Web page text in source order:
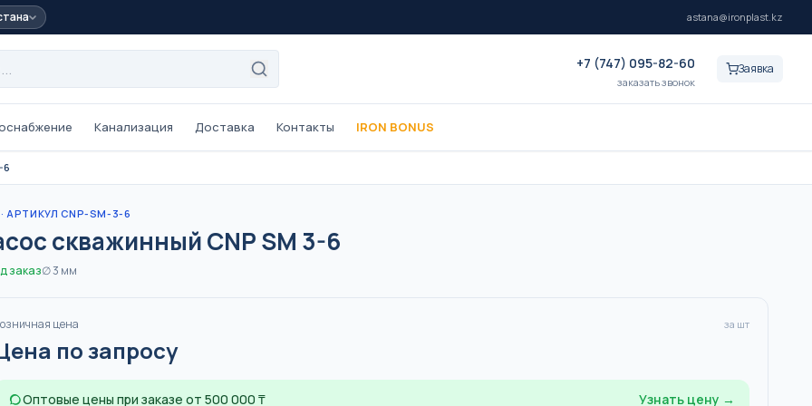
astana@ironplast.kz
+7 (747) 095-82-60
заказать звонок
Заявка
PE-Xb,
Трубы из сшитого
One Plus ·
для тёплого пола
ОТОПЛЕНИЕ ТЁПЛЫЙ ПОЛ
мм
Канализация Доставка Контакты IRON BONUS
6
· АРТИКУЛ CNP-SM-3-6
скважинный CNP SM 3-6
заказ∅3 мм
цена за шт
по запросу
Оптовые цены при заказе от 500 000 ₸ Узнать цену →